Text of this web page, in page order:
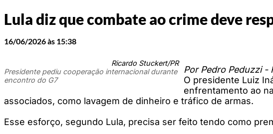
Lula diz que combate ao crime deve
16/06/2026 às 15:38
Ricardo Stuckert/PR
Presidente pediu cooperação internacional durante
encontro do G7
Por Pedro Peduzzi -
O presidente Luiz
enfrentamento ao
associados, como lavagem de dinheiro e tráfico de armas.
Esse esforço, segundo Lula, precisa ser feito tendo como